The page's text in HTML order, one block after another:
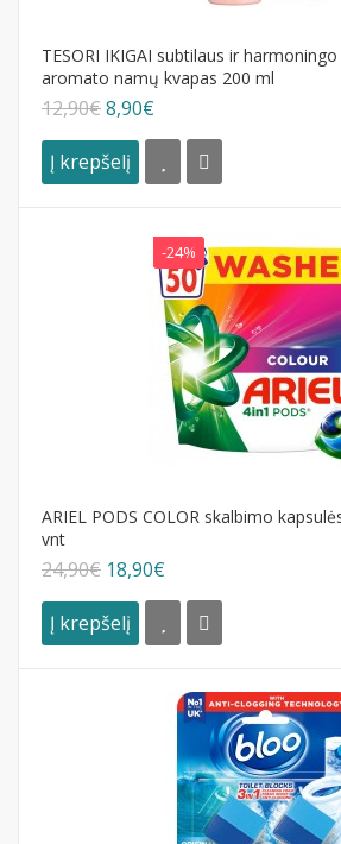
TESORI IKIGAI subtilaus ir
aromato namų kvapas 200 ml
12,90€8,90€
Į krepšelį
-24%
ARIEL PODS COLOR skalbimo
vnt
24,90€ 18,90€
Į krepšelį